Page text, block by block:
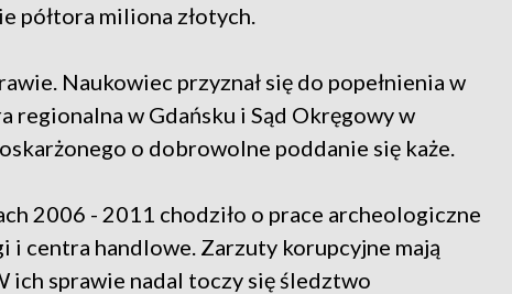
półtora miliona złotych.
Naukowiec przyznał się do popełnienia w
regionalna w Gdańsku i Sąd Okręgowy w
o dobrowolne poddanie się każe.
2006 - 2011 chodziło o prace archeologiczne
i centra handlowe. Zarzuty korupcyjne mają
ich sprawie nadal toczy się śledztwo